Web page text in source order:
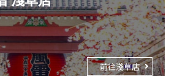
前往淺草店